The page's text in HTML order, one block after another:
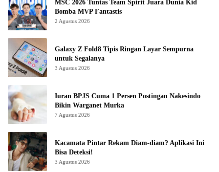
MSC 2026 Tuntas Team Spirit Juara Dunia Kid
Bomba MVP Fantastis
2 Agustus 2026
Galaxy Z Fold8 Tipis Ringan Layar Sempurna
untuk Segalanya
3 Agustus 2026
Iuran BPJS Cuma 1 Persen Postingan Nakesindo
Bikin Warganet Murka
7 Agustus 2026
Kacamata Pintar Rekam Diam-diam? Aplikasi Ini
Bisa Deteksi!
3 Agustus 2026